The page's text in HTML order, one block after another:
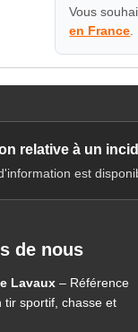
Vous
en France
relative à un
est
de nous
Lavaux – Référence
tir sportif, chasse et